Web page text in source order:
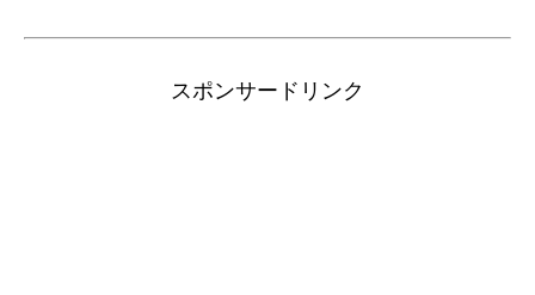
スポンサードリンク